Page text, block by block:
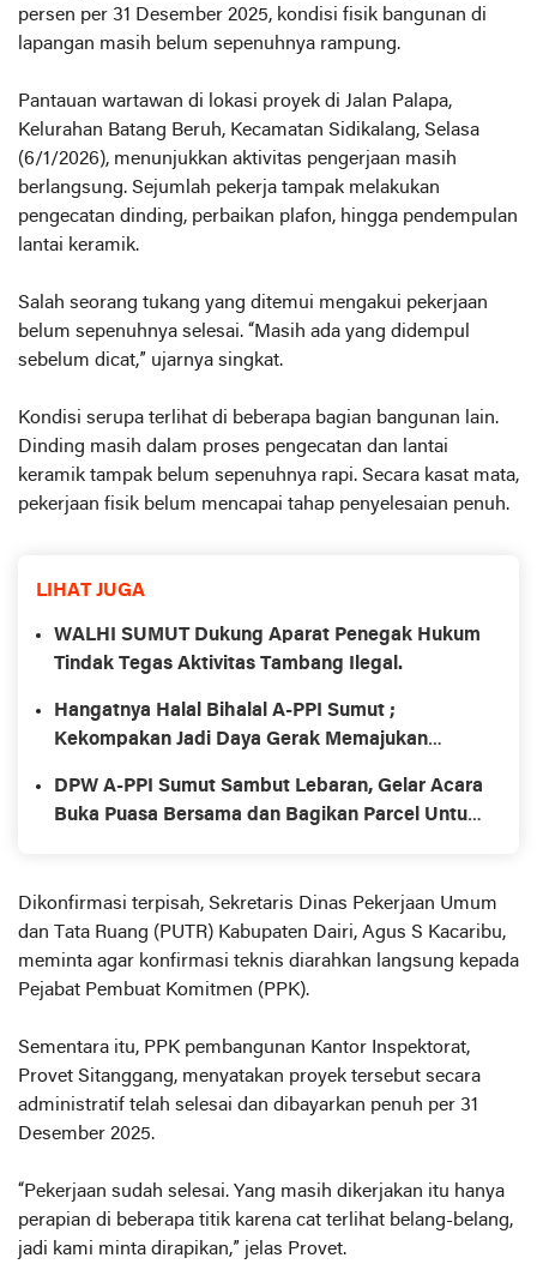
persen per 31 Desember 2025, kondisi fisik bangunan di
lapangan masih belum sepenuhnya rampung.
Pantauan wartawan di lokasi proyek di Jalan Palapa,
Kelurahan Batang Beruh, Kecamatan Sidikalang, Selasa
(6/1/2026), menunjukkan aktivitas pengerjaan masih
berlangsung. Sejumlah pekerja tampak melakukan
pengecatan dinding, perbaikan plafon, hingga pendempulan
lantai keramik.
Salah seorang tukang yang ditemui mengakui pekerjaan
belum sepenuhnya selesai. “Masih ada yang didempul
sebelum dicat,” ujarnya singkat.
Kondisi serupa terlihat di beberapa bagian bangunan lain.
Dinding masih dalam proses pengecatan dan lantai
keramik tampak belum sepenuhnya rapi. Secara kasat mata,
pekerjaan fisik belum mencapai tahap penyelesaian penuh.
LIHAT JUGA
WALHI SUMUT Dukung Aparat Penegak Hukum
Tindak Tegas Aktivitas Tambang Ilegal.
Hangatnya Halal Bihalal A-PPI Sumut ;
Kekompakan Jadi Daya Gerak Memajukan
Sepanjang Masa
DPW A-PPI Sumut Sambut Lebaran, Gelar Acara
Buka Puasa Bersama dan Bagikan Parcel Untuk
Dikonfirmasi terpisah, Sekretaris Dinas Pekerjaan Umum
dan Tata Ruang (PUTR) Kabupaten Dairi, Agus S Kacaribu,
meminta agar konfirmasi teknis diarahkan langsung kepada
Pejabat Pembuat Komitmen (PPK).
Sementara itu, PPK pembangunan Kantor Inspektorat,
Provet Sitanggang, menyatakan proyek tersebut secara
administratif telah selesai dan dibayarkan penuh per 31
Desember 2025.
“Pekerjaan sudah selesai. Yang masih dikerjakan itu hanya
perapian di beberapa titik karena cat terlihat belang-belang,
jadi kami minta dirapikan,” jelas Provet.